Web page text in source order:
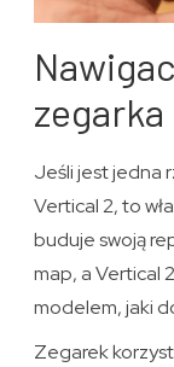
zegarka
Jeśli jest jedna
Vertical 2, to
buduje swoją
map, a Vertical
modelem, jaki
Zegarek